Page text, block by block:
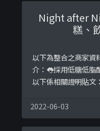
Night after
糕、
以下為整合之商家資
介：👅採用低糖低脂
以下係相關證明貼文：
ttps://
2022-06-03